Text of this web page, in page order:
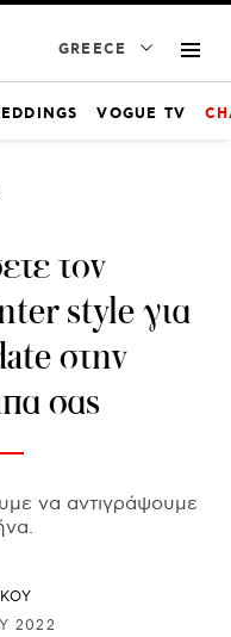
GREECE
VOGUE TV
τον
style για
στην
σας
να αντιγράψουμε
2022